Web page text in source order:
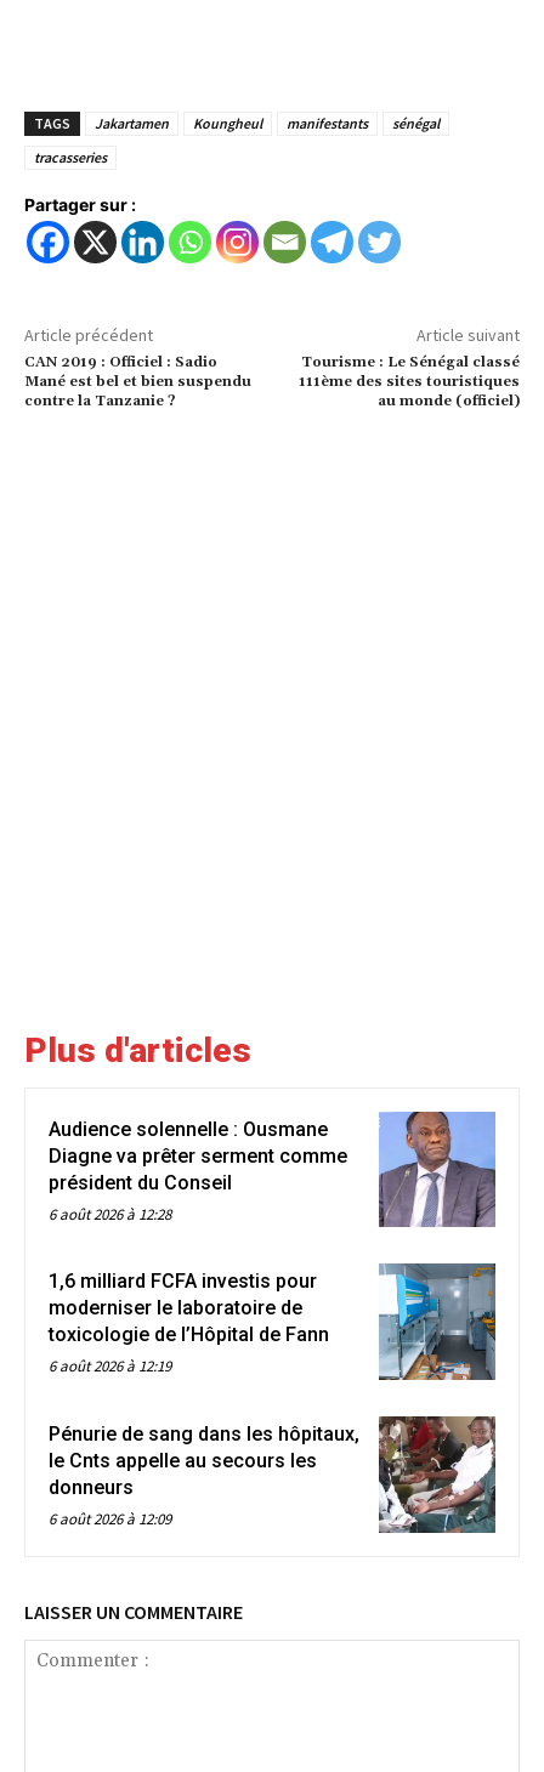
TAGS Jakartamen Koungheul manifestants
sénégal
tracasseries
Partager sur :
Article précédent
CAN 2019 : Officiel : Sadio
Mané est bel et bien suspendu
contre la Tanzanie ?
Article suivant
Tourisme : Le Sénégal classé
111ème des sites touristiques
au monde (officiel)
Plus d'articles
Audience solennelle : Ousmane
Diagne va prêter serment comme
président du Conseil
6 août 2026 à 12:28
1,6 milliard FCFA investis pour
moderniser le laboratoire de
toxicologie de l’Hôpital de Fann
6 août 2026 à 12:19
Pénurie de sang dans les hôpitaux,
le Cnts appelle au secours les
donneurs
6 août 2026 à 12:09
LAISSER UN COMMENTAIRE